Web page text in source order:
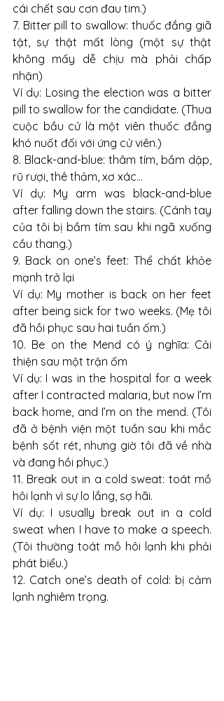
cái chết sau cơn đau tim.)
7. Bitter pill to swallow: thuốc đắng giã
tật, sự thật mất lòng (một sự thật
không mấy dễ chịu mà phải chấp
nhận)
Ví dụ: Losing the election was a bitter
pill to swallow for the candidate. (Thua
cuộc bầu cử là một viên thuốc đắng
khó nuốt đối với ứng cử viên.)
8. Black-and-blue: thâm tím, bầm dập,
rũ rượi, thê thảm, xơ xác…
Ví dụ: My arm was black-and-blue
after falling down the stairs. (Cánh tay
của tôi bị bầm tím sau khi ngã xuống
cầu thang.)
9. Back on one’s feet: Thể chất khỏe
mạnh trở lại
Ví dụ: My mother is back on her feet
after being sick for two weeks. (Mẹ tôi
đã hồi phục sau hai tuần ốm.)
10. Be on the Mend có ý nghĩa: Cải
thiện sau một trận ốm
Ví dụ: I was in the hospital for a week
after I contracted malaria, but now I’m
back home, and I’m on the mend. (Tôi
đã ở bệnh viện một tuần sau khi mắc
bệnh sốt rét, nhưng giờ tôi đã về nhà
và đang hồi phục.)
11. Break out in a cold sweat: toát mồ
hôi lạnh vì sự lo lắng, sợ hãi.
Ví dụ: I usually break out in a cold
sweat when I have to make a speech.
(Tôi thường toát mồ hôi lạnh khi phải
phát biểu.)
12. Catch one’s death of cold: bị cảm
lạnh nghiêm trọng.